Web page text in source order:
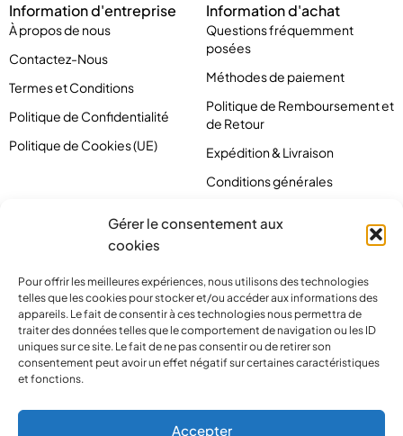
Gérer le consentement aux
cookies
Pour offrir les meilleures expériences, nous utilisons des technologies
telles que les cookies pour stocker et/ou accéder aux informations des
appareils. Le fait de consentir à ces technologies nous permettra de
traiter des données telles que le comportement de navigation ou les ID
uniques sur ce site. Le fait de ne pas consentir ou de retirer son
consentement peut avoir un effet négatif sur certaines caractéristiques
et fonctions.
Accepter
contact@pirlove.com
Information d'entreprise
À propos de nous
Contactez-Nous
Termes et Conditions
Politique de Confidentialité
Politique de Cookies (UE)
Information d'achat
Questions fréquemment
posées
Méthodes de paiement
Politique de Remboursement et
de Retour
Expédition & Livraison
Conditions générales